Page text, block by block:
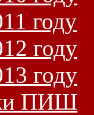
году
году
году
ПИШ